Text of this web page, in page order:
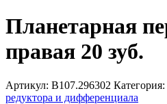
Планетарная
правая 20 зуб.
Артикул: B107.296302 Категория:
редуктора и дифференциала